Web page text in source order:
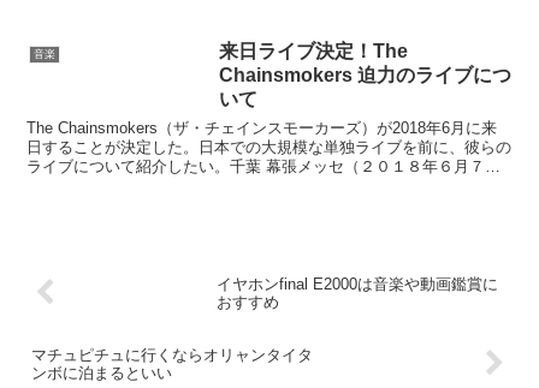
ちろんのこと、出演作がどれも面白いと
いう俳優を厳選した。気にな...
音楽
来日ライブ決定！The
Chainsmokers 迫力のライブにつ
いて
The Chainsmokers（ザ・チェインスモーカーズ）が2018年6月に来
日することが決定した。日本での大規模な単独ライブを前に、彼らの
ライブについて紹介したい。千葉 幕張メッセ（２０１８年６月７
イヤホンfinal E2000は音楽や動画鑑賞に
おすすめ
マチュピチュに行くならオリャンタイタ
ンボに泊まるといい